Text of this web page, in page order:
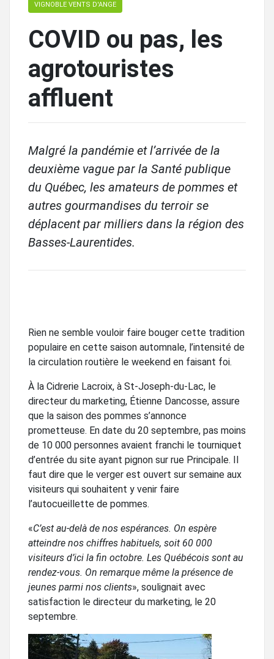
VIGNOBLE VENTS D'ANGE
COVID ou pas, les
agrotouristes
affluent
Malgré la pandémie et l’arrivée de la
deuxième vague par la Santé publique
du Québec, les amateurs de pommes et
autres gourmandises du terroir se
déplacent par milliers dans la région des
Basses-Laurentides.
Rien ne semble vouloir faire bouger cette tradition
populaire en cette saison automnale, l’intensité de
la circulation routière le weekend en faisant foi.
À la Cidrerie Lacroix, à St-Joseph-du-Lac, le
directeur du marketing, Étienne Dancosse, assure
que la saison des pommes s’annonce
prometteuse. En date du 20 septembre, pas moins
de 10 000 personnes avaient franchi le tourniquet
d’entrée du site ayant pignon sur rue Principale. Il
faut dire que le verger est ouvert sur semaine aux
visiteurs qui souhaitent y venir faire
l’autocueillette de pommes.
«C’est au-delà de nos espérances. On espère
atteindre nos chiffres habituels, soit 60 000
visiteurs d’ici la fin octobre. Les Québécois sont au
rendez-vous. On remarque même la présence de
jeunes parmi nos clients», soulignait avec
satisfaction le directeur du marketing, le 20
septembre.